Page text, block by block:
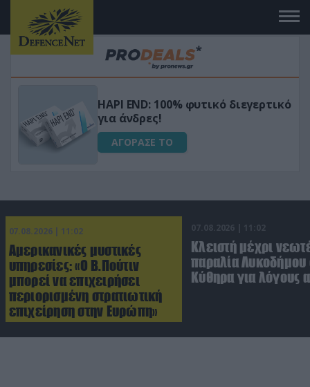
Μεταμόρφωσε τον κήπο σου με το
Ultra Box Μίνι Αλυσοπρίονο με
μπαταρία λιθίου
ΑΓΟΡΑΣΕ ΤΟ
07.08.2026 | 11:02
Αμερικανικές μυστικές
υπηρεσίες: «Ο Β.Πούτιν
μπορεί να επιχειρήσει
περιορισμένη στρατιωτική
επιχείρηση στην Ευρώπη»
07.08.2026 | 11:02
Κλειστή μέχρι
παραλία Λυκοδήμου
Κύθηρα για λόγους